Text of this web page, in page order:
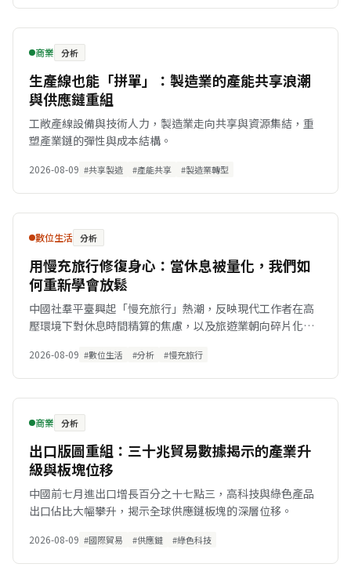
商業 分析
生產線也能「拼單」：製造業的產能共享浪潮
與供應鏈重組
工敞產線設備與技術人力，製造業走向共享與資源集結，重
塑產業鏈的彈性與成本結構。
2026-08-09 #共享製造 #產能共享 #製造業轉型
數位生活 分析
用慢充旅行修復身心：當休息被量化，我們如
何重新學會放鬆
中國社羣平臺興起「慢充旅行」熱潮，反映現代工作者在高
壓環境下對休息時間精算的焦慮，以及旅遊業朝向碎片化與
2026-08-09 #數位生活 #分析 #慢充旅行
商業 分析
出口版圖重組：三十兆貿易數據揭示的產業升
級與板塊位移
中國前七月進出口增長百分之十七點三，高科技與綠色產品
出口佔比大幅攀升，揭示全球供應鏈板塊的深層位移。
2026-08-09 #國際貿易 #供應鏈 #綠色科技